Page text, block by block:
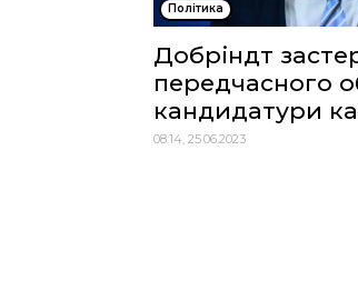
Політика
Добріндт
передчасного
кандидатури
08:14, 25.06.2023